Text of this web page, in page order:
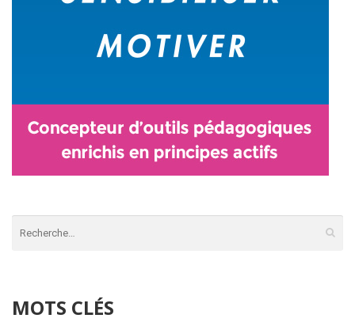
MOTS CLÉS